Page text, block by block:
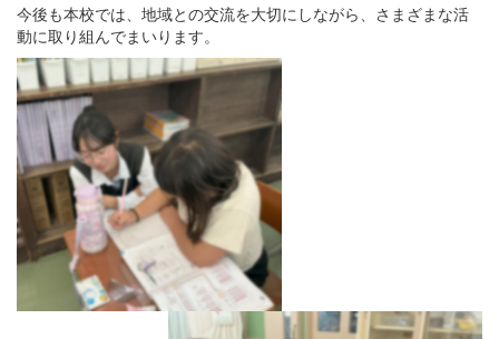
今後も本校では、地域との交流を大切にしながら、さまざまな活
動に取り組んでまいります。